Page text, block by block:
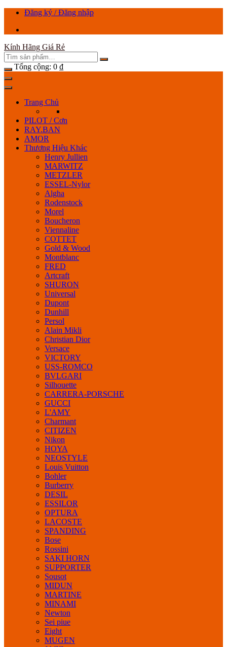
ChuyểnĐăng ký / Đăng nhập
Kính Hãng Giá Rẻ
Tổng cộng: 0 ₫
Trang Chủ
PILOT / Cơn
RAY.BAN
AMOR
Thương Hiệu Khác
Henry Jullien
MARWITZ
METZLER
ESSEL-Nylor
Algha
Rodenstock
Morel
Boucheron
Viennaline
COTTET
Gold & Wood
Montblanc
FRED
Artcraft
SHURON
Universal
Dupont
Dunhill
Persol
Alain Mikli
Christian Dior
Versace
VICTORY
USS-ROMCO
BVLGARI
Silhouette
CARRERA-PORSCHE
GUCCI
L'AMY
Charmant
CITIZEN
Nikon
HOYA
NEOSTYLE
Louis Vuitton
Bohler
Burberry
DESIL
ESSILOR
OPTURA
LACOSTE
SPANDING
Bose
Rossini
SAKI HORN
SUPPORTER
Sousot
MIDUN
MARTINE
MINAMI
Newton
Sei piue
Eight
MUGEN